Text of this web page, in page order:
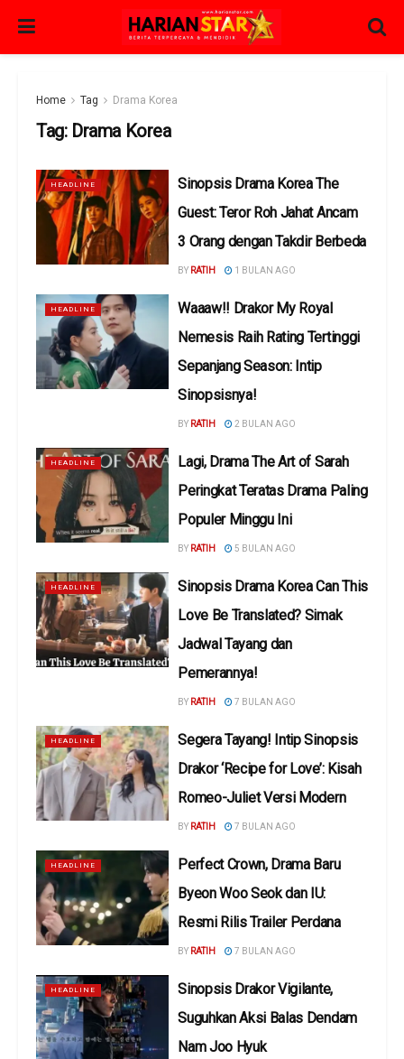
Home Tag Drama Korea
Tag: Drama Korea
HEADLINE
Sinopsis Drama Korea The
Guest: Teror Roh Jahat Ancam
3 Orang dengan Takdir Berbeda
BY RATIH 1 BULAN AGO
HEADLINE
Waaaw!! Drakor My Royal
Nemesis Raih Rating Tertinggi
Sepanjang Season: Intip
Sinopsisnya!
BY RATIH 2 BULAN AGO
HEADLINE
Lagi, Drama The Art of Sarah
Peringkat Teratas Drama Paling
Populer Minggu Ini
BY RATIH 5 BULAN AGO
HEADLINE
Sinopsis Drama Korea Can This
Love Be Translated? Simak
Jadwal Tayang dan
Pemerannya!
BY RATIH 7 BULAN AGO
HEADLINE
Segera Tayang! Intip Sinopsis
Drakor ‘Recipe for Love’: Kisah
Romeo-Juliet Versi Modern
BY RATIH 7 BULAN AGO
HEADLINE
Perfect Crown, Drama Baru
Byeon Woo Seok dan IU:
Resmi Rilis Trailer Perdana
BY RATIH 7 BULAN AGO
HEADLINE
Sinopsis Drakor Vigilante,
Suguhkan Aksi Balas Dendam
Nam Joo Hyuk